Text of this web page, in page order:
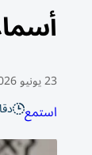
23 يونيو 2026 15:29 مساء
استمع